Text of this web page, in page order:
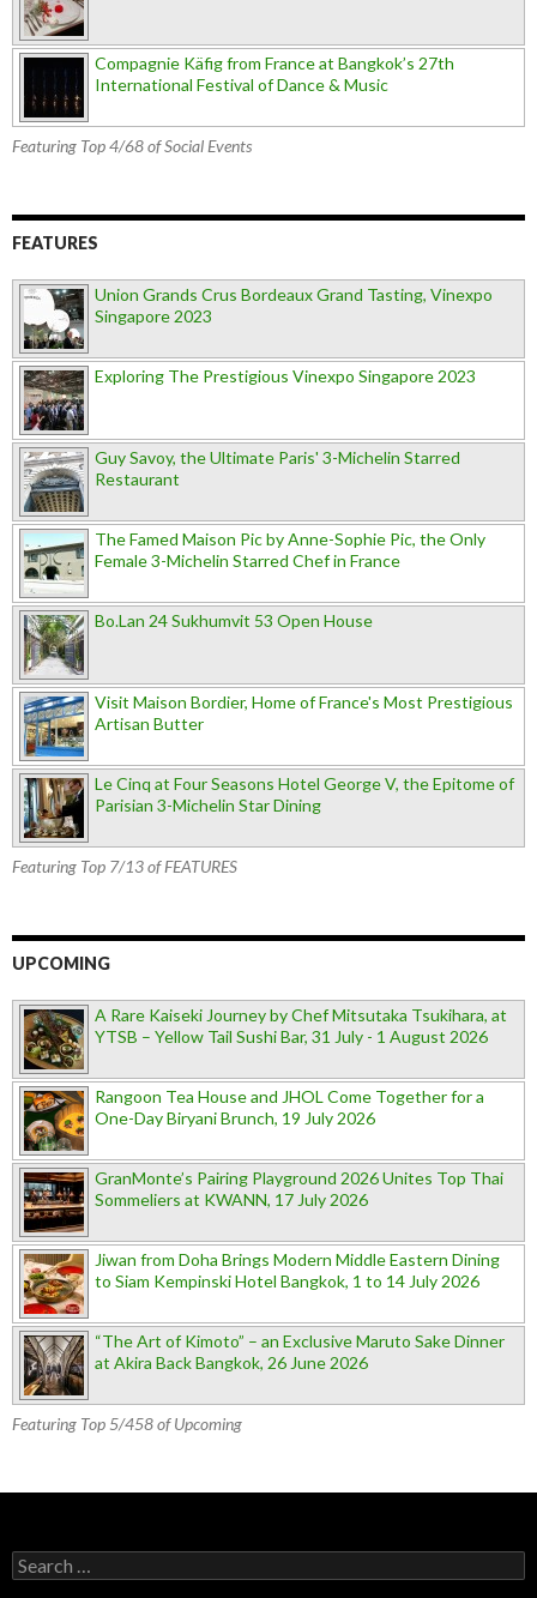
Compagnie Käfig from France at Bangkok’s 27th
International Festival of Dance & Music
Featuring Top 4/68 of Social Events
FEATURES
Union Grands Crus Bordeaux Grand Tasting, Vinexpo
Singapore 2023
Exploring The Prestigious Vinexpo Singapore 2023
Guy Savoy, the Ultimate Paris' 3-Michelin Starred
Restaurant
The Famed Maison Pic by Anne-Sophie Pic, the Only
Female 3-Michelin Starred Chef in France
Bo.Lan 24 Sukhumvit 53 Open House
Visit Maison Bordier, Home of France's Most Prestigious
Artisan Butter
Le Cinq at Four Seasons Hotel George V, the Epitome of
Parisian 3-Michelin Star Dining
Featuring Top 7/13 of FEATURES
UPCOMING
A Rare Kaiseki Journey by Chef Mitsutaka Tsukihara, at
YTSB – Yellow Tail Sushi Bar, 31 July - 1 August 2026
Rangoon Tea House and JHOL Come Together for a
One-Day Biryani Brunch, 19 July 2026
GranMonte’s Pairing Playground 2026 Unites Top Thai
Sommeliers at KWANN, 17 July 2026
Jiwan from Doha Brings Modern Middle Eastern Dining
to Siam Kempinski Hotel Bangkok, 1 to 14 July 2026
“The Art of Kimoto” – an Exclusive Maruto Sake Dinner
at Akira Back Bangkok, 26 June 2026
Featuring Top 5/458 of Upcoming
Search for: